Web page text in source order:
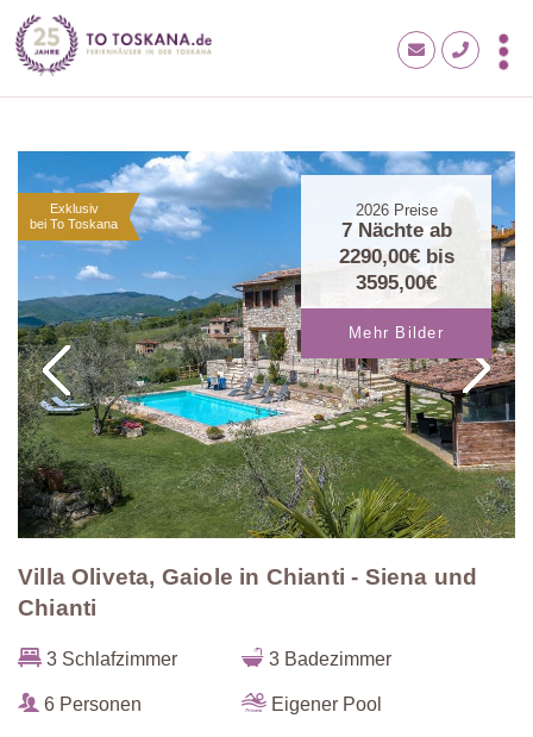
Exklusiv
bei To Toskana
2026Preise
7 Nächte ab
2290,00€bis
3595,00€
Mehr Bilder
Villa Oliveta, Gaiole in Chianti - Siena und
Chianti
3 Schlafzimmer 3 Badezimmer
6 Personen Eigener Pool